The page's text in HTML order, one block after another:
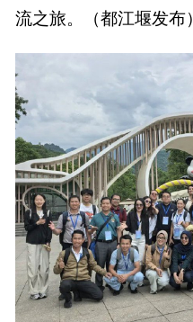
流之旅。（都江堰发布）